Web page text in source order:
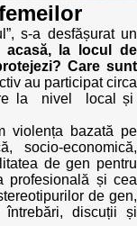
s-a desfășurat un
acasă, la locul de
Care sunt
au participat circa
la nivel local și
violența bazată pe
socio-economică,
de gen pentru
profesională și cea
de gen,
discuții și